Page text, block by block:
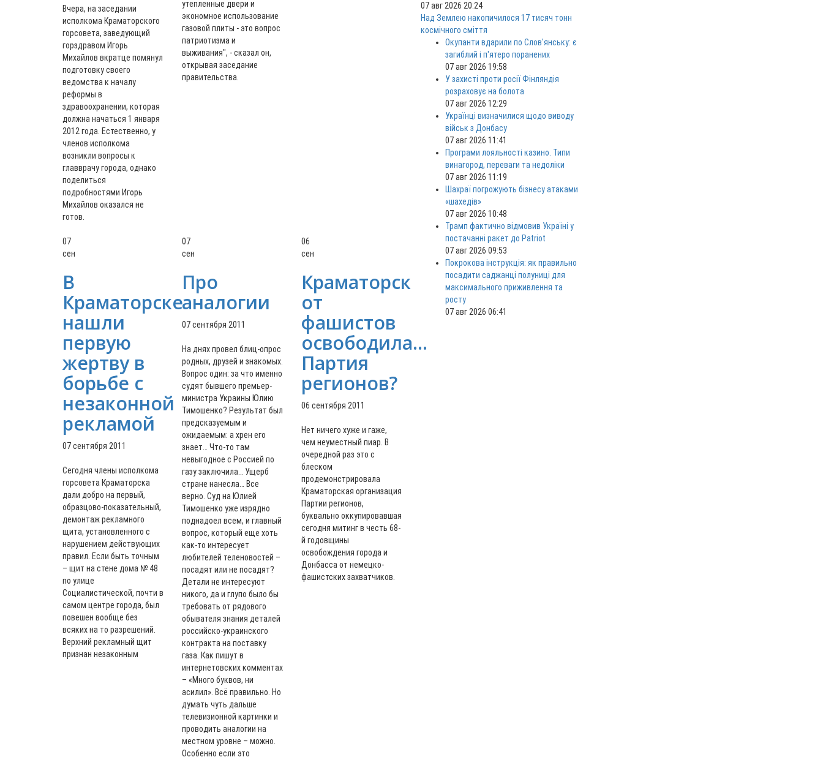
Вчера, на заседании
исполкома Краматорского
горсовета, заведующий
горздравом Игорь
Михайлов вкратце помянул
подготовку своего
ведомства к началу
реформы в
здравоохранении, которая
должна начаться 1 января
2012 года. Естественно, у
членов исполкома
возникли вопросы к
главврачу города, однако
поделиться
подробностями Игорь
Михайлов оказался не
готов.
утепленные двери и
экономное использование
газовой плиты - это вопрос
патриотизма и
выживания", - сказал он,
открывая заседание
правительства.
07
сен
В
Краматорске
нашли
первую
жертву в
борьбе с
незаконной
рекламой
07 сентября 2011
Сегодня члены исполкома
горсовета Краматорска
дали добро на первый,
образцово-показательный,
демонтаж рекламного
щита, установленного с
нарушением действующих
правил. Если быть точным
– щит на стене дома № 48
по улице
Социалистической, почти в
самом центре города, был
повешен вообще без
всяких на то разрешений.
Верхний рекламный щит
признан незаконным
07
сен
Про
аналогии
07 сентября 2011
На днях провел блиц-опрос
родных, друзей и знакомых.
Вопрос один: за что именно
судят бывшего премьер-
министра Украины Юлию
Тимошенко? Результат был
предсказуемым и
ожидаемым: а хрен его
знает… Что-то там
невыгодное с Россией по
газу заключила… Ущерб
стране нанесла… Все
верно. Суд на Юлией
Тимошенко уже изрядно
поднадоел всем, и главный
вопрос, который еще хоть
как-то интересует
любителей теленовостей –
посадят или не посадят?
Детали не интересуют
никого, да и глупо было бы
требовать от рядового
обывателя знания деталей
российско-украинского
контракта на поставку
газа. Как пишут в
интернетовских комментах
– «Много буквов, ни
асилил». Всё правильно. Но
думать чуть дальше
телевизионной картинки и
проводить аналогии на
местном уровне – можно.
Особенно если это
06
сен
Краматорск
от
фашистов
освободила…
Партия
регионов?
06 сентября 2011
Нет ничего хуже и гаже,
чем неуместный пиар. В
очередной раз это с
блеском
продемонстрировала
Краматорская организация
Партии регионов,
буквально оккупировавшая
сегодня митинг в честь 68-
й годовщины
освобождения города и
Донбасса от немецко-
фашистских захватчиков.
07 авг 2026 20:24
Над Землею накопичилося 17 тисяч тонн
космічного сміття
Окупанти вдарили по Слов'янську: є
загиблий і п'ятеро поранених
07 авг 2026 19:58
У захисті проти росії Фінляндія
розраховує на болота
07 авг 2026 12:29
Українці визначилися щодо виводу
військ з Донбасу
07 авг 2026 11:41
Програми лояльності казино. Типи
винагород, переваги та недоліки
07 авг 2026 11:19
Шахраї погрожують бізнесу атаками
«шахедів»
07 авг 2026 10:48
Трамп фактично відмовив Україні у
постачанні ракет до Patriot
07 авг 2026 09:53
Покрокова інструкція: як правильно
посадити саджанці полуниці для
максимального приживлення та
росту
07 авг 2026 06:41